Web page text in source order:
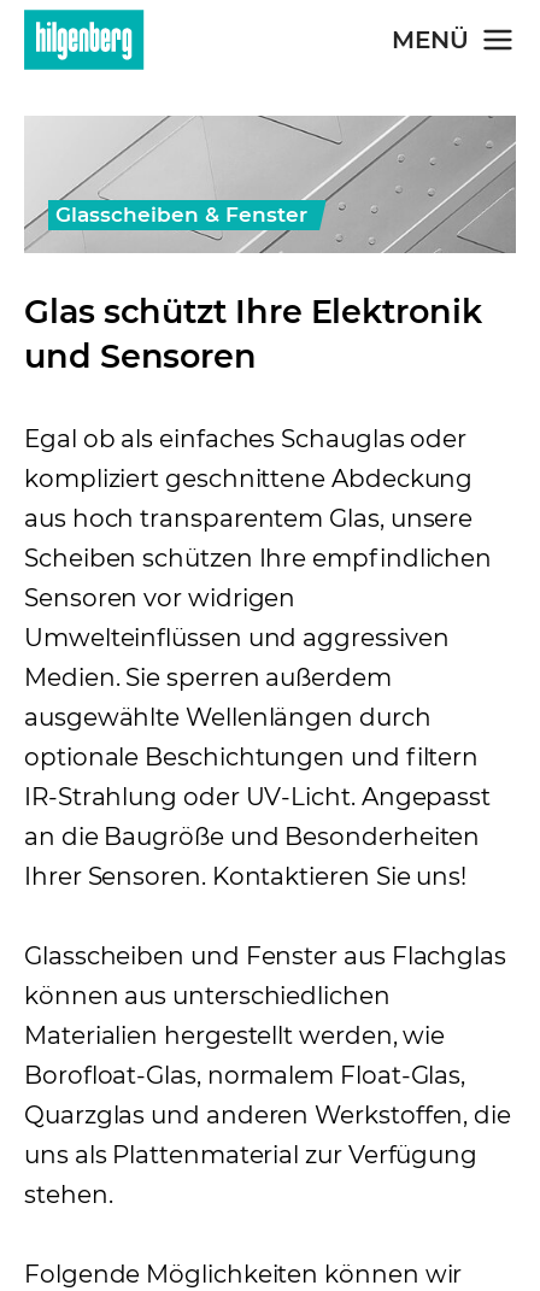
Skip to main content MENÜ
Glasscheiben & Fenster
Glas schützt Ihre Elektronik
und Sensoren
Egal ob als einfaches Schauglas oder
kompliziert geschnittene Abdeckung
aus hoch transparentem Glas, unsere
Scheiben schützen Ihre empfindlichen
Sensoren vor widrigen
Umwelteinflüssen und aggressiven
Medien. Sie sperren außerdem
ausgewählte Wellenlängen durch
optionale Beschichtungen und filtern
IR-Strahlung oder UV-Licht. Angepasst
an die Baugröße und Besonderheiten
Ihrer Sensoren. Kontaktieren Sie uns!
Glasscheiben und Fenster aus Flachglas
können aus unterschiedlichen
Materialien hergestellt werden, wie
Borofloat-Glas, normalem Float-Glas,
Quarzglas und anderen Werkstoffen, die
uns als Plattenmaterial zur Verfügung
stehen.
Folgende Möglichkeiten können wir